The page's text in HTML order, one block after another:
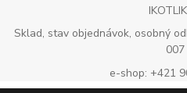
Sklad, stav objednávok, osobný
007
e-shop: +421